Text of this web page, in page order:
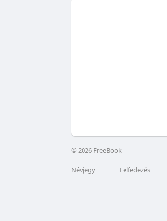
© 2026 FreeBook
Névjegy Felfedezés